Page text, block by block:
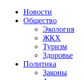
Новости
Общество
Экология
ЖКХ
Туризм
Здоровье
Политика
Законы